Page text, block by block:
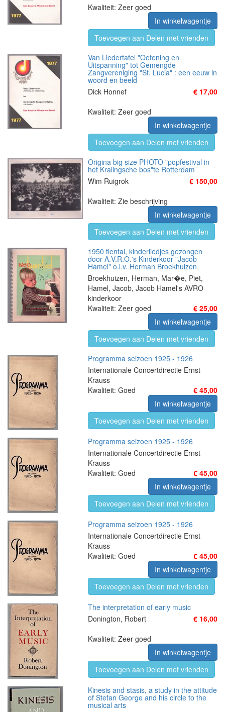
Kwaliteit: Zeer goed
In winkelwagentje
Toevoegen aan Delen met vrienden
Van Liedertafel "Oefening en
Uitspanning" tot Gemengde
Zangvereniging "St. Lucia" : een eeuw in
woord en beeld
Dick Honnef
€ 17,00
Kwaliteit: Zeer goed
In winkelwagentje
Toevoegen aan Delen met vrienden
Origina big size PHOTO "popfestival in
het Kralingsche bos"te Rotterdam
Wim Ruigrok
€ 150,00
Kwaliteit: Zie beschrijving
In winkelwagentje
Toevoegen aan Delen met vrienden
1950 tiental, kinderliedjes gezongen
door A.V.R.O.'s Kinderkoor "Jacob
Hamel" o.l.v. Herman Broekhuizen
Broekhuizen, Herman, Mar�e, Piet,
Hamel, Jacob, Jacob Hamel's AVRO
kinderkoor
€ 25,00
Kwaliteit: Zeer goed
In winkelwagentje
Toevoegen aan Delen met vrienden
Programma seizoen 1925 - 1926
Internationale Concertdirectie Ernst
Krauss
€ 45,00
Kwaliteit: Goed
In winkelwagentje
Toevoegen aan Delen met vrienden
Programma seizoen 1925 - 1926
Internationale Concertdirectie Ernst
Krauss
€ 45,00
Kwaliteit: Goed
In winkelwagentje
Toevoegen aan Delen met vrienden
Programma seizoen 1925 - 1926
Internationale Concertdirectie Ernst
Krauss
€ 45,00
Kwaliteit: Goed
In winkelwagentje
Toevoegen aan Delen met vrienden
The interpretation of early music
Donington, Robert
€ 16,00
Kwaliteit: Zeer goed
In winkelwagentje
Toevoegen aan Delen met vrienden
Kinesis and stasis, a study in the attitude
of Stefan George and his circle to the
musical arts